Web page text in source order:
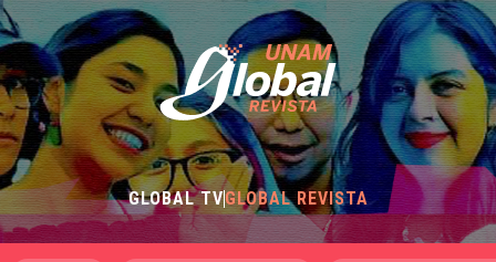
GLOBAL TVGLOBAL REVISTA